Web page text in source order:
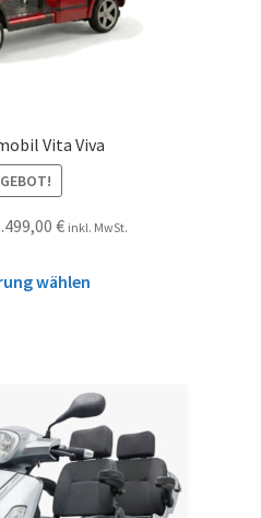
Vita Viva
€ inkl. MwSt.
wählen